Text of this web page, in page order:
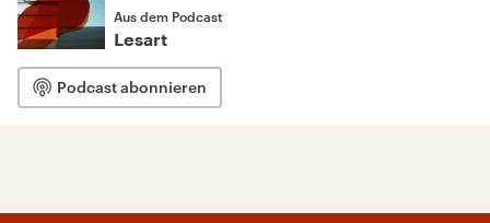
Aus dem Podcast
Lesart
Podcast abonnieren